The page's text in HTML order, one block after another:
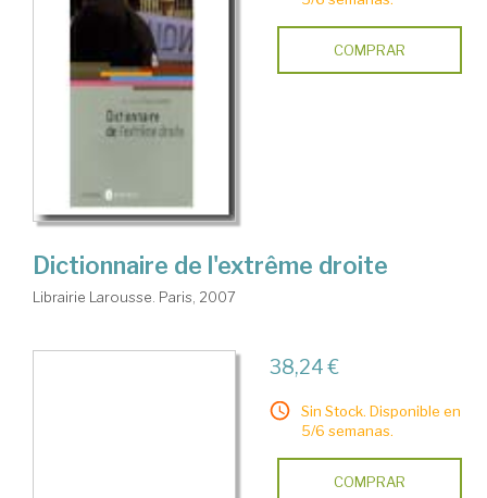
COMPRAR
Dictionnaire de l'extrême droite
Librairie Larousse. Paris, 2007
38,24 €
Sin Stock. Disponible en
5/6 semanas.
COMPRAR